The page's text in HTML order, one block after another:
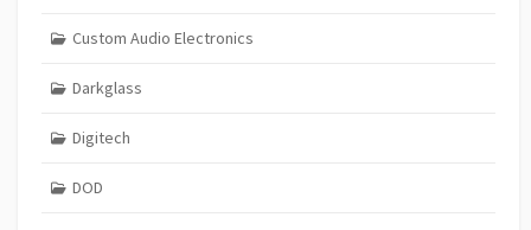
Custom Audio Electronics
Darkglass
Digitech
DOD